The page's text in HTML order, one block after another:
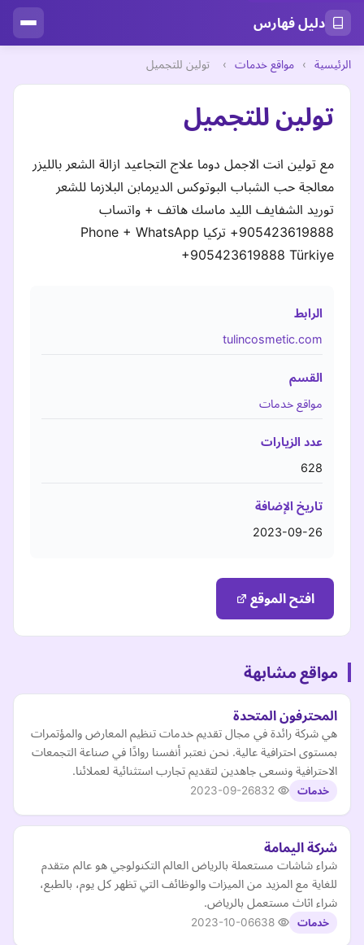
دليل فهارس
الرئيسية › مواقع خدمات › تولين للتجميل
تولين للتجميل
مع تولين انت الاجمل دوما علاج التجاعيد ازالة الشعر بالليزر
معالجة حب الشباب البوتوكس الديرمابن البلازما للشعر
توريد الشفايف الليد ماسك هاتف + واتساب
905423619888+ تركيا Phone + WhatsApp
+905423619888 Türkiye
الرابط
tulincosmetic.com
القسم
مواقع خدمات
عدد الزيارات
628
تاريخ الإضافة
2023-09-26
افتح الموقع
مواقع مشابهة
المحترفون المتحدة
هي شركة رائدة في مجال تقديم خدمات تنظيم المعارض والمؤتمرات
بمستوى احترافية عالية. نحن نعتبر أنفسنا روادًا في صناعة التجمعات
الاحترافية ونسعى جاهدين لتقديم تجارب استثنائية لعملائنا.
خدمات 2023-09-26
شركة اليمامة
شراء شاشات مستعملة بالرياض العالم التكنولوجي هو عالم متقدم
للغاية مع المزيد من الميزات والوظائف التي تظهر كل يوم، بالطبع،
شراء اثاث مستعمل بالرياض.
خدمات 2023-10-06